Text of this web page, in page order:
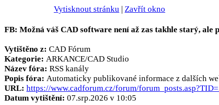
Vytisknout stránku | Zavřít okno
FB: Možná váš CAD software není až zas takhle starý, ale
Vytištěno z: CAD Fórum
Kategorie: ARKANCE/CAD Studio
Název fóra: RSS kanály
Popis fóra: Automaticky publikované informace z dalších
URL: https://www.cadforum.cz/forum/
Datum vytištění: 07.srp.2026 v 10:05